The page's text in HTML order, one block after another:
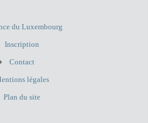
du Luxembourg
Inscription
Contact
légales
Plan du site